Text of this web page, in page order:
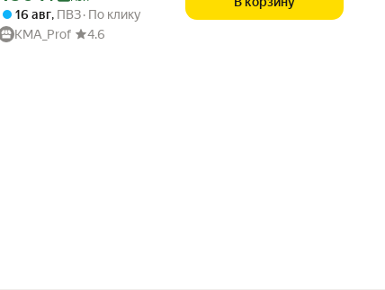
16 авг, ПВЗ По клику
KMA_Prof
4.6